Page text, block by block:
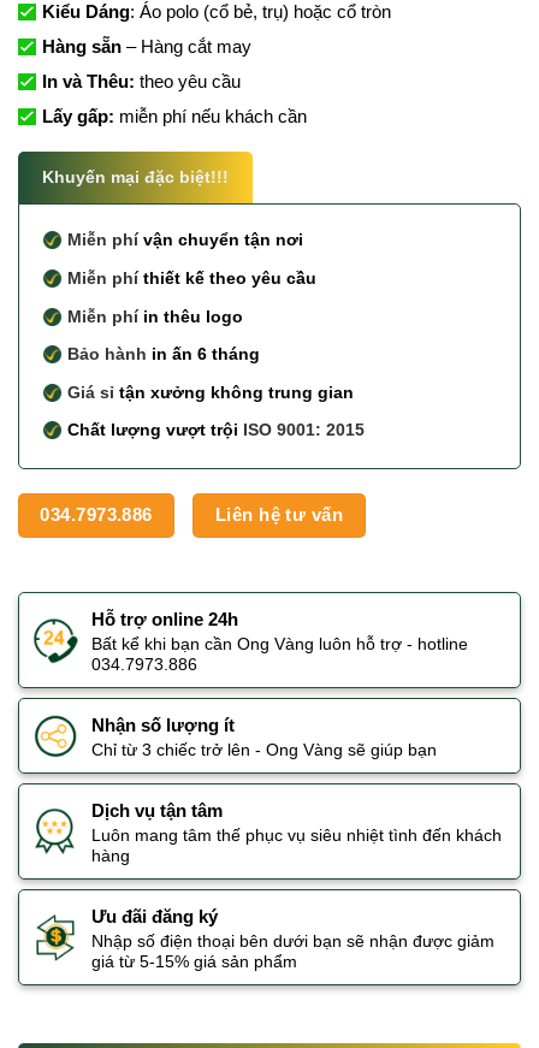
Kiểu Dáng: Áo polo (cổ bẻ, trụ) hoặc cổ tròn
Hàng sẵn– Hàng cắt may
In và Thêu: theo yêu cầu
Lấy gấp: miễn phí nếu khách cần
Khuyến mại đặc biệt!!!
Miễn phívận chuyển tận nơi
Miễn phíthiết kế theo yêu cầu
Miễn phíin thêu logo
Bảo hành in ấn 6 tháng
Giá sỉtận xưởng không trung gian
Chất lượng vượt trội ISO 9001: 2015
034.7973.886 Liên hệ tư vấn
Hỗ trợ online 24h
Bất kể khi bạn cần Ong Vàng luôn hỗ trợ - hotline
034.7973.886
Nhận số lượng ít
Chỉ từ 3 chiếc trở lên - Ong Vàng sẽ giúp bạn
Dịch vụ tận tâm
Luôn mang tâm thế phục vụ siêu nhiệt tình đến khách
hàng
Ưu đãi đăng ký
Nhập số điện thoại bên dưới bạn sẽ nhận được giảm
giá từ 5-15% giá sản phẩm